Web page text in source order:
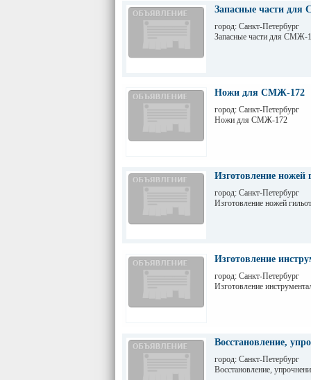
Запасные части
город: Санкт-Петербург
Запасные части для
Ножи для СМЖ-172
город: Санкт-Петербург
Ножи для СМЖ-172
Изготовление
город: Санкт-Петербург
Изготовление ножей
Изготовление
город: Санкт-Петербург
Изготовление
Восстановление,
город: Санкт-Петербург
Восстановление,